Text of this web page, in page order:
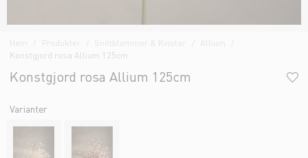
Hem Produkter Snittblommor & Kvistar
Allium
Konstgjord rosa Allium 125cm
Konstgjord rosa Allium 125cm
Varianter